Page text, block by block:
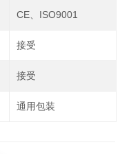
CE、ISO9001
接受
接受
通用包装